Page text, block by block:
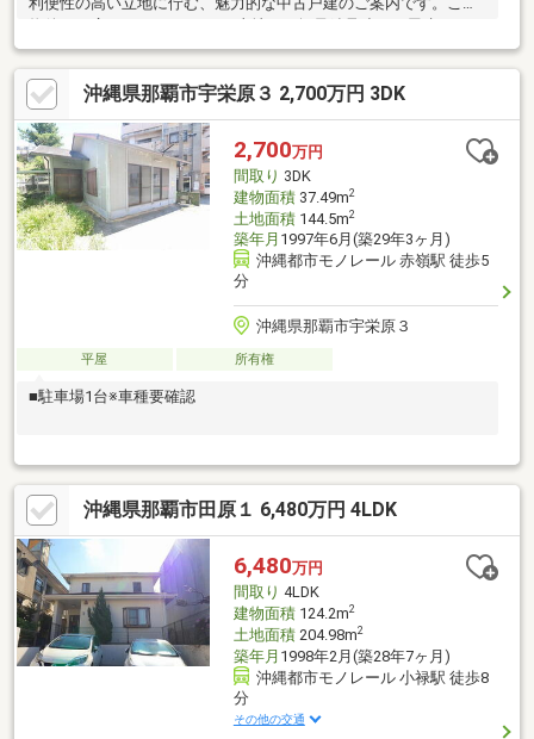
物件は、広々とした144.5㎡の土地に、軽量鉄骨造の平屋建て3DK
の間取りが特徴。建物面積は37.49㎡で、各部屋へのアクセスがし
やすい生活動線が確保されています。敷地内には駐車場1台スペー
スがあります。用途地域は近隣商業地域に指定されており、都市
計画上は市街化区域のため、周辺にはスーパーや店舗など、日々
の暮らしに役立つ施設が点在し、快適な住環境が整っています。
駅への近さは、通勤・通学はもちろん、週末のお出かけにも大変
便利。那覇市で戸建をお探しの方へ、ぜひご検討ください。
沖縄県那覇市宇栄原３ 2,700万円 3DK
2,700万円
間取り 3DK
建物面積37.49m2
土地面積144.5m2
築年月 1997年6月(築29年3ヶ月)
沖縄都市モノレール 赤嶺駅 徒歩5
分
沖縄県那覇市宇栄原３
平屋 所有権
■駐車場1台※車種要確認
沖縄県那覇市田原１ 6,480万円 4LDK
6,480万円
間取り 4LDK
建物面積124.2m2
土地面積204.98m2
築年月 1998年2月(築28年7ヶ月)
沖縄都市モノレール 小禄駅 徒歩8
分
その他の交通